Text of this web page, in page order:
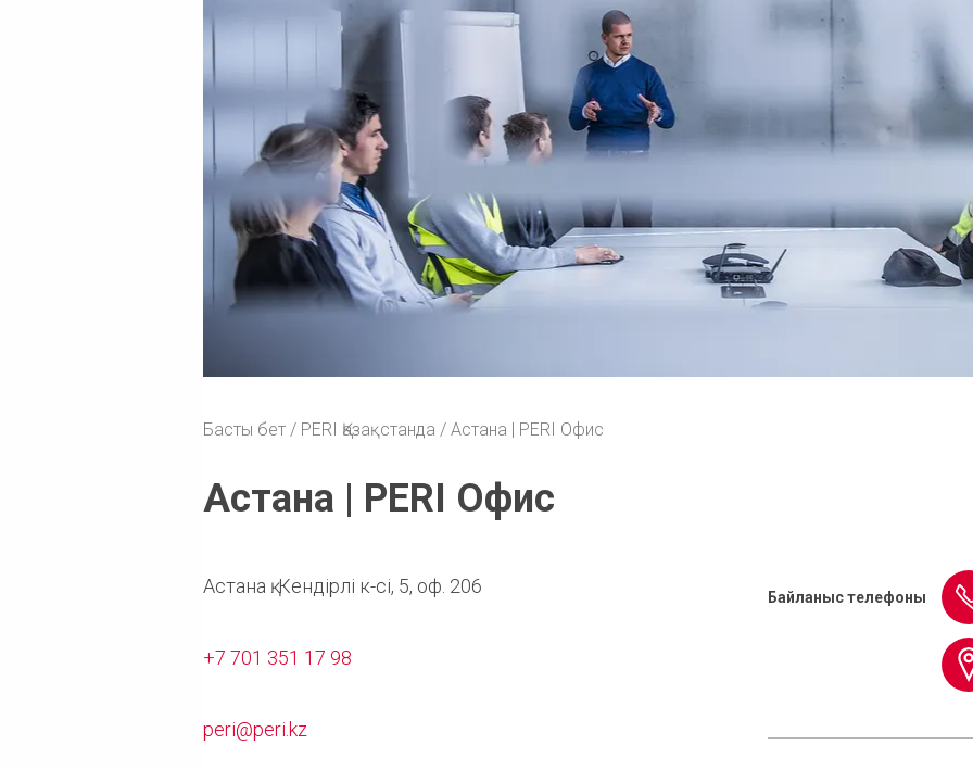
Басты бет PERI Қазақстанда Астана | PERI Офис
Астана | PERI Офис
Астана қ. Кендірлі к-сі, 5, оф. 206
+7 701 351 17 98
peri@peri.kz
Байланыс телефоны